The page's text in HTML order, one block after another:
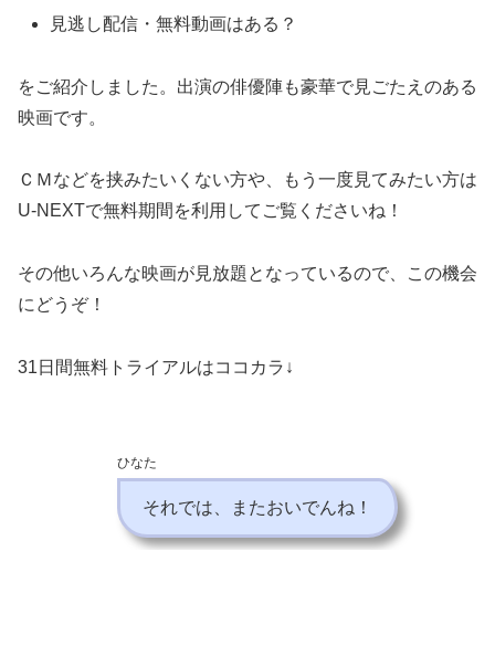
見逃し配信・無料動画はある？
をご紹介しました。出演の俳優陣も豪華で見ごたえのある
映画です。
ＣＭなどを挟みたいくない方や、もう一度見てみたい方は
U-NEXTで無料期間を利用してご覧くださいね！
その他いろんな映画が見放題となっているので、この機会
にどうぞ！
31日間無料トライアルはココカラ↓
ひなた
それでは、またおいでんね！